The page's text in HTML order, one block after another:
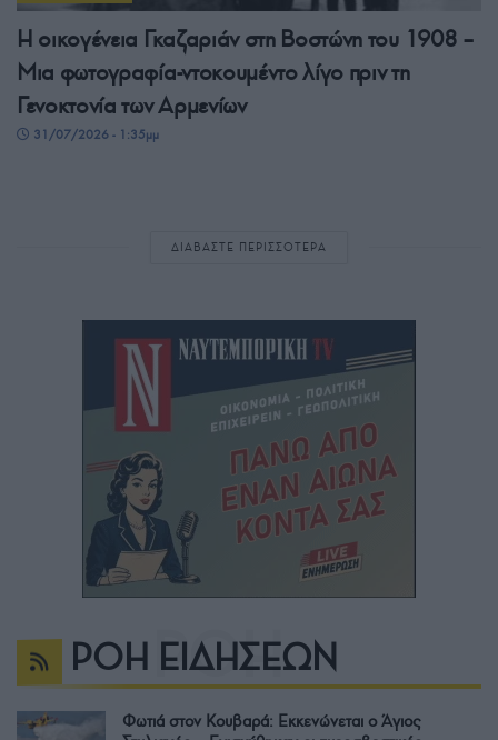
Η οικογένεια Γκαζαριάν στη Βοστώνη του 1908 –
Μια φωτογραφία-ντοκουμέντο λίγο πριν τη
Γενοκτονία των Αρμενίων
31/07/2026 - 1:35μμ
ΔΙΑΒΑΣΤΕ ΠΕΡΙΣΣΟΤΕΡΑ
ΡΟΗ ΕΙΔΗΣΕΩΝ
Φωτιά στον Κουβαρά: Εκκενώνεται ο Άγιος